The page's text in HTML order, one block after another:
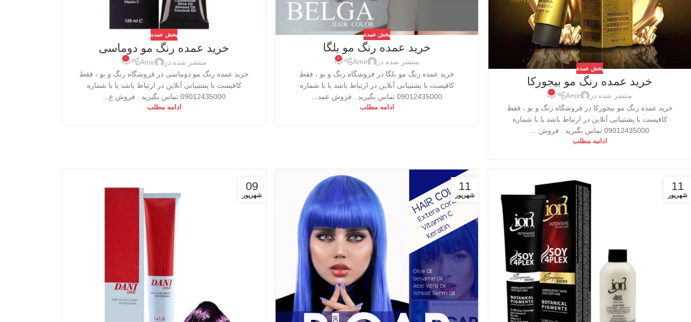
پخش عمده
خرید عمده رنگ مو بیجورکا
منتشر شده در Amir ۰
خرید عمده رنگ مو بیجورکا در فروشگاه رنگ و بو ، فقط
کافیست با پشتیبانی آنلاین در ارتباط باشد یا با شماره
09012435000 تماس بگیرید . فروش ...
ادامه مطلب
پخش عمده
خرید عمده رنگ مو بلگا
منتشر شده در Amir ۱
خرید عمده رنگ مو بلگا در فروشگاه رنگ و بو ، فقط
کافیست با پشتیبانی آنلاین در ارتباط باشد یا با شماره
09012435000 تماس بگیرید . فروش عمد...
ادامه مطلب
پخش عمده
خرید عمده رنگ مو دوماسی
منتشر شده در Amir ۰
خرید عمده رنگ مو دوماسی در فروشگاه رنگ و بو ، فقط
کافیست با پشتیبانی آنلاین در ارتباط باشد یا با شماره
09012435000 تماس بگیرید . فروش ع...
ادامه مطلب
11
شهریور
11
شهریور
09
شهریور